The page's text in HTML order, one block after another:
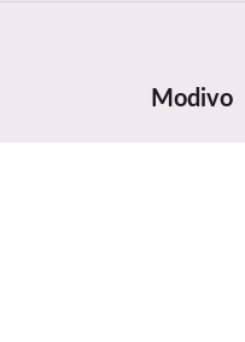
Modivo